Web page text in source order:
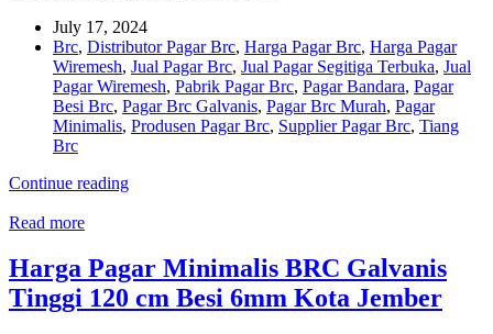
July 17, 2024
Brc, Distributor Pagar Brc, Harga Pagar Brc, Harga Pagar
Wiremesh, Jual Pagar Brc, Jual Pagar Segitiga Terbuka, Jual
Pagar Wiremesh, Pabrik Pagar Brc, Pagar Bandara, Pagar
Besi Brc, Pagar Brc Galvanis, Pagar Brc Murah, Pagar
Minimalis, Produsen Pagar Brc, Supplier Pagar Brc, Tiang
Brc
Continue reading
Read more
Harga Pagar Minimalis BRC Galvanis
Tinggi 120 cm Besi 6mm Kota Jember